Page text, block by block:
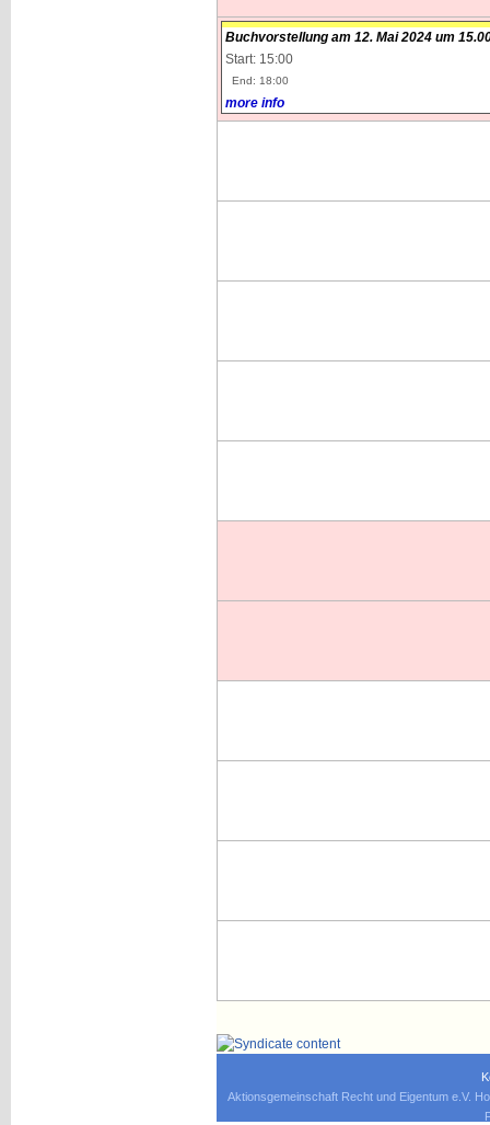
Buchvorstellung am 12. Mai 2024 um
Start: 15:00
End: 18:00
more info
Aktionsgemeinschaft Recht und Eigentum e.V.